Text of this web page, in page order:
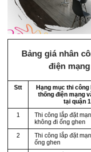
Bảng giá nhân
điện
Stt
Hạng mục thi công
thống điện mạng
tại quận 1
1
Thi công lắp đặt
không đi ống ghen
2
Thi công lắp đặt
ống ghen